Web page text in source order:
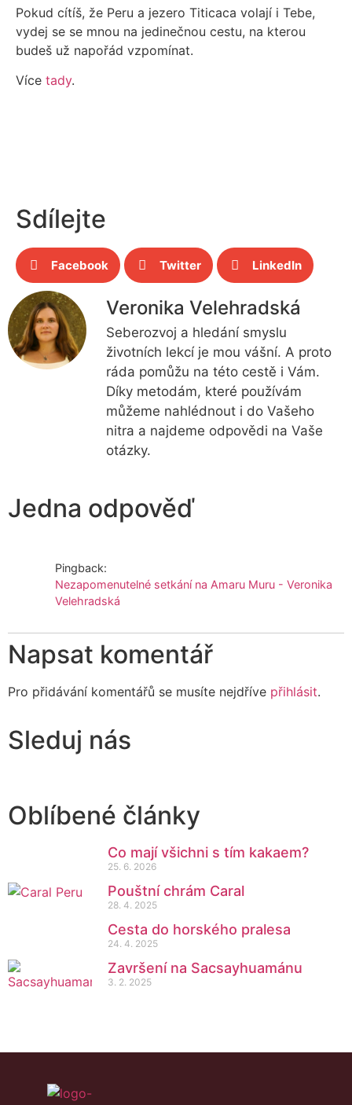
Pokud cítíš, že Peru a jezero Titicaca volají i Tebe,
vydej se se mnou na jedinečnou cestu, na kterou
budeš už napořád vzpomínat.
Více tady.
Sdílejte
Facebook Twitter LinkedIn
Veronika Velehradská
Seberozvoj a hledání smyslu
životních lekcí je mou vášní. A proto
ráda pomůžu na této cestě i Vám.
Díky metodám, které používám
můžeme nahlédnout i do Vašeho
nitra a najdeme odpovědi na Vaše
otázky.
Jedna odpověď
Pingback:
Nezapomenutelné setkání na Amaru Muru - Veronika
Velehradská
Napsat komentář
Pro přidávání komentářů se musíte nejdříve přihlásit.
Sleduj nás
Oblíbené články
Co mají všichni s tím kakaem?
25. 6. 2026
Pouštní chrám Caral
28. 4. 2025
Cesta do horského pralesa
24. 4. 2025
Završení na Sacsayhuamánu
3. 2. 2025